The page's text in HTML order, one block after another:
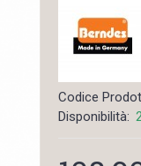
Codice
Disponibilità: